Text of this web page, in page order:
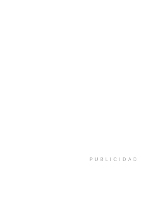
PUBLICIDAD